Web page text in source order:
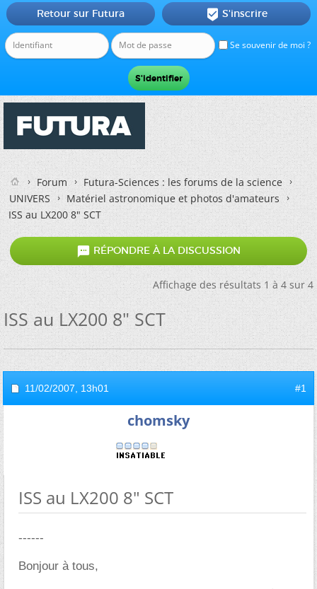
Se souvenir de moi ?
Retour sur Futura  S'inscrire
Forum
Futura-Sciences : les forums de la science
UNIVERS
Matériel astronomique et photos d'amateurs
ISS au LX200 8" SCT
 RÉPONDRE À LA DISCUSSION
Affichage des résultats 1 à 4 sur 4
ISS au LX200 8" SCT
11/02/2007, 13h01 #1
chomsky
ISS au LX200 8" SCT
------
Bonjour à tous,